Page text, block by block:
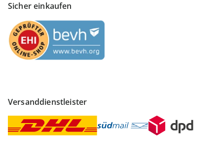
Sicher einkaufen
Versanddienstleister